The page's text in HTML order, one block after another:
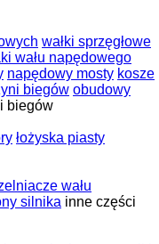
wałki sprzęgłowe
wału napędowego
napędowy mosty kosze
biegów obudowy
biegów
łożyska piasty
wału
silnika inne części